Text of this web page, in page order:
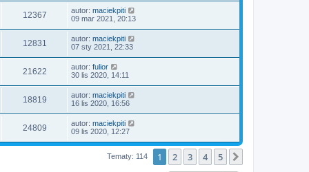
12367 autor: maciekpiti
09 mar 2021, 20:13
12831 autor: maciekpiti
07 sty 2021, 22:33
21622 autor: fulior
30 lis 2020, 14:11
18819 autor: maciekpiti
16 lis 2020, 16:56
24809 autor: maciekpiti
09 lis 2020, 12:27
Tematy: 114 1 2 3 4 5